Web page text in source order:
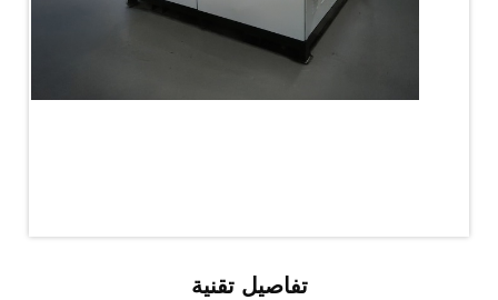
Practice Head Torpedo
Cng Regulator Test Bench
Nitrogen Gas Boosting Station
Gas Purging System
Universal Hydraulic Charging Rig IAF Nasik
Hydraulic Spreader Machine
تفاصيل تقنية